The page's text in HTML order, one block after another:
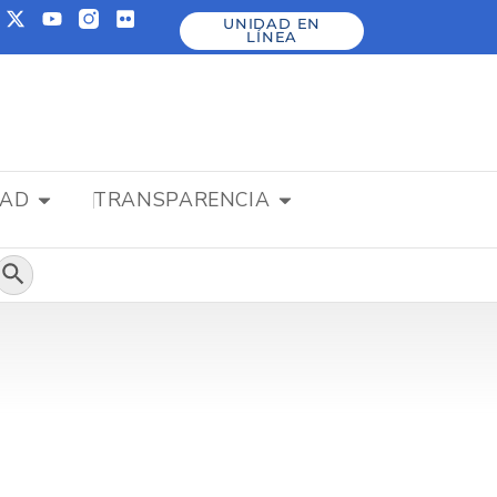
UNIDAD EN
LÍNEA
TRANSPARENCIA
de búsqueda